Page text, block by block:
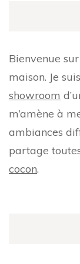
Bienvenue
maison. Je
showroom
m’amène à
ambiances
partage
cocon.